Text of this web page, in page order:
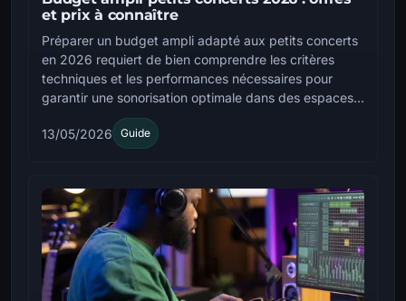
et prix à connaître
Préparer un budget ampli adapté aux petits concerts
en 2026 requiert de bien comprendre les critères
techniques et les performances nécessaires pour
garantir une sonorisation optimale dans des espaces...
13/05/2026 Guide